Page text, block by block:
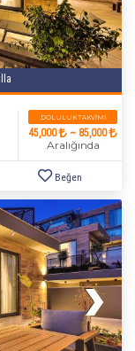
DOLULUK TAKVIMI
45,000 ~ 85,000
Aralığında